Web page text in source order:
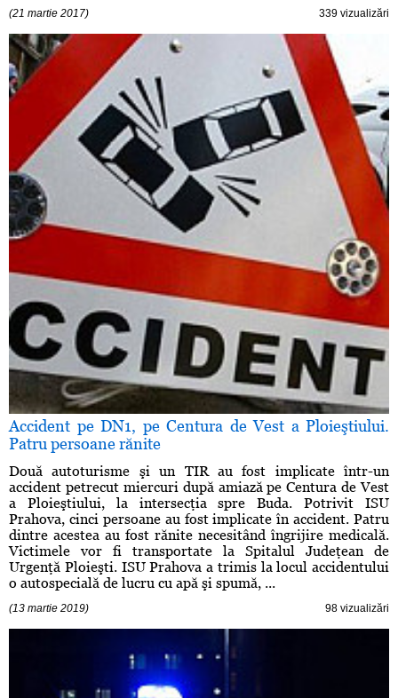
(21 martie 2017) 339 vizualizări
Accident pe DN1, pe Centura de Vest a Ploieştiului.
Patru persoane rănite
Două autoturisme şi un TIR au fost implicate într-un
accident petrecut miercuri după amiază pe Centura de Vest
a Ploieştiului, la intersecţia spre Buda. Potrivit ISU
Prahova, cinci persoane au fost implicate în accident. Patru
dintre acestea au fost rănite necesitând îngrijire medicală.
Victimele vor fi transportate la Spitalul Judeţean de
Urgenţă Ploieşti. ISU Prahova a trimis la locul accidentului
o autospecială de lucru cu apă şi spumă, ...
(13 martie 2019) 98 vizualizări